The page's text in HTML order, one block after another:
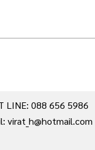
LINE: 088 656 5986
virat_h@hotmail.com